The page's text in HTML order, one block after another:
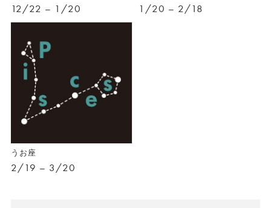
12/22 – 1/20 1/20 – 2/18
うお座
2/19 – 3/20